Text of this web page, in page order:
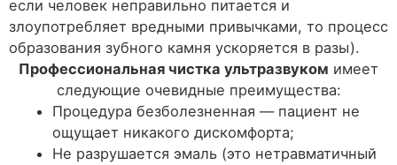
если человек неправильно питается и
злоупотребляет вредными привычками, то процесс
образования зубного камня ускоряется в разы).
Профессиональная чистка ультразвуком имеет
следующие очевидные преимущества:
Процедура безболезненная — пациент не
ощущает никакого дискомфорта;
Не разрушается эмаль (это нетравматичный